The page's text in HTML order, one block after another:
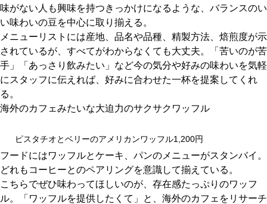
チケットプレゼント応募
MAIN MENU
SERIES
カレーが好き
味がない人も興味を持つきっかけになるような、バランスのい
い味わいの豆を中心に取り揃える。
メニューリストには産地、品名や品種、精製方法、焙煎度が示
されているが、すべてがわからなくても大丈夫。「苦いのが苦
手」「あっさり飲みたい」など今の気分や好みの味わいを気軽
にスタッフに伝えれば、好みに合わせた一杯を提案してくれ
る。
海外のカフェみたいな大迫力のサクサクワッフル
ピスタチオとベリーのアメリカンワッフル1,200円
フードにはワッフルとケーキ、パンのメニューがスタンバイ。
どれもコーヒーとのペアリングを意識して揃えている。
こちらでぜひ味わってほしいのが、存在感たっぷりのワッフ
ル。「ワッフルを提供したくて」と、海外のカフェをリサーチ